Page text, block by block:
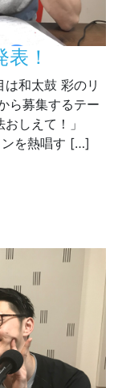
！
和太鼓 彩のリ
ら募集するテー
しえて！」
ンを熱唱す […]